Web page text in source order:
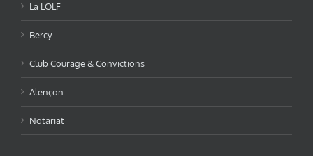
La LOLF
Bercy
Club Courage & Convictions
Alençon
Notariat